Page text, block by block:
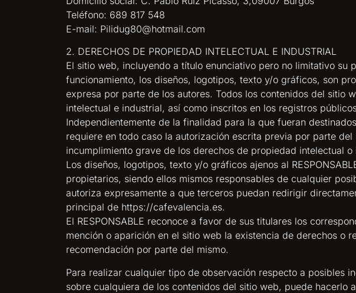
Teléfono: 689 817 548
E-mail: Pilidug80@hotmail.com
2. DERECHOS DE PROPIEDAD INTELECTUAL E INDUSTRIAL
El sitio web, incluyendo a título enunciativo pero no limitativo su
funcionamiento, los diseños, logotipos, texto y/o gráficos, son
expresa por parte de los autores. Todos los contenidos del sitio
intelectual e industrial, así como inscritos en los registros
Independientemente de la finalidad para la que fueran
requiere en todo caso la autorización escrita previa por parte
incumplimiento grave de los derechos de propiedad intelectual o
Los diseños, logotipos, texto y/o gráficos ajenos al
propietarios, siendo ellos mismos responsables de cualquier
autoriza expresamente a que terceros puedan redirigir
principal de https://cafevalencia.es.
El RESPONSABLE reconoce a favor de sus titulares los
mención o aparición en el sitio web la existencia de derechos o
recomendación por parte del mismo.
Para realizar cualquier tipo de observación respecto a posibles
sobre cualquiera de los contenidos del sitio web, puede hacerlo